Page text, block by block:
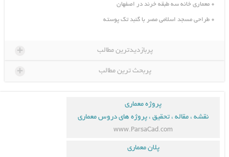
معماری خانه سه طبقه خرند در اصفهان
طراحی مسجد اسلامی مصر با گنبد تک پوسته
پربازدیدترین مطالب +
پربحث ترین مطالب +
پروژه معماری
نقشه ، مقاله ، تحقیق ، پروژه های دروس معماری
www.ParsaCad.com
پلان معماری